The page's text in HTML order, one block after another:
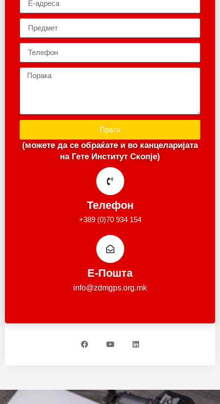
Прати
(можете да се обраќате и во канцеларијата
на Гете Институт Скопје)
Телефон
+389 (0)70 934 154
Е-Пошта
info@zdmgps.org.mk